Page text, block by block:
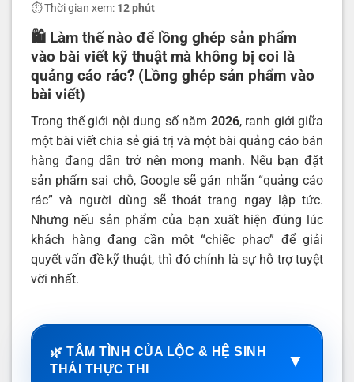
⏱️ Thời gian xem: 12 phút
🛍️ Làm thế nào để lồng ghép sản phẩm
vào bài viết kỹ thuật mà không bị coi là
quảng cáo rác? (Lồng ghép sản phẩm vào
bài viết)
Trong thế giới nội dung số năm 2026, ranh giới giữa
một bài viết chia sẻ giá trị và một bài quảng cáo bán
hàng đang dần trở nên mong manh. Nếu bạn đặt
sản phẩm sai chỗ, Google sẽ gán nhãn “quảng cáo
rác” và người dùng sẽ thoát trang ngay lập tức.
Nhưng nếu sản phẩm của bạn xuất hiện đúng lúc
khách hàng đang cần một “chiếc phao” để giải
quyết vấn đề kỹ thuật, thì đó chính là sự hỗ trợ tuyệt
vời nhất.
🌿 TÂM TÌNH CỦA LỘC & HỆ SINH
THÁI THỰC THI
▼